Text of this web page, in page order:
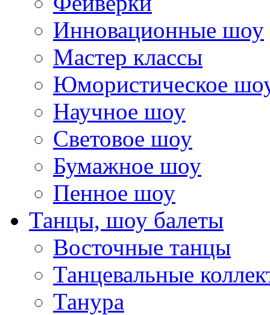
Инновационные шоу
Мастер классы
Юмористическое
Научное шоу
Световое шоу
Бумажное шоу
Пенное шоу
Танцы, шоу балеты
Восточные танцы
Танцевальные
Танура